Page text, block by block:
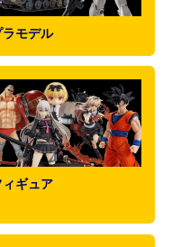
ラモデル
ィギュア